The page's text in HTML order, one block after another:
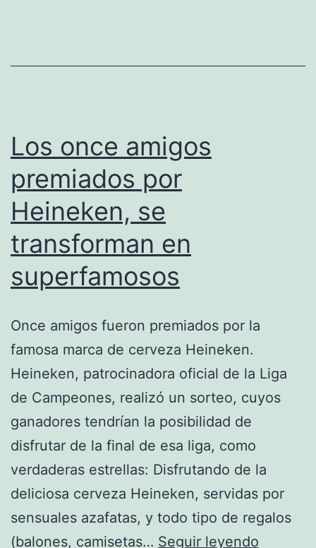
Los once amigos
premiados por
Heineken, se
transforman en
superfamosos
Once amigos fueron premiados por la
famosa marca de cerveza Heineken.
Heineken, patrocinadora oficial de la Liga
de Campeones, realizó un sorteo, cuyos
ganadores tendrían la posibilidad de
disfrutar de la final de esa liga, como
verdaderas estrellas: Disfrutando de la
deliciosa cerveza Heineken, servidas por
sensuales azafatas, y todo tipo de regalos
(balones, camisetas… Seguir leyendo